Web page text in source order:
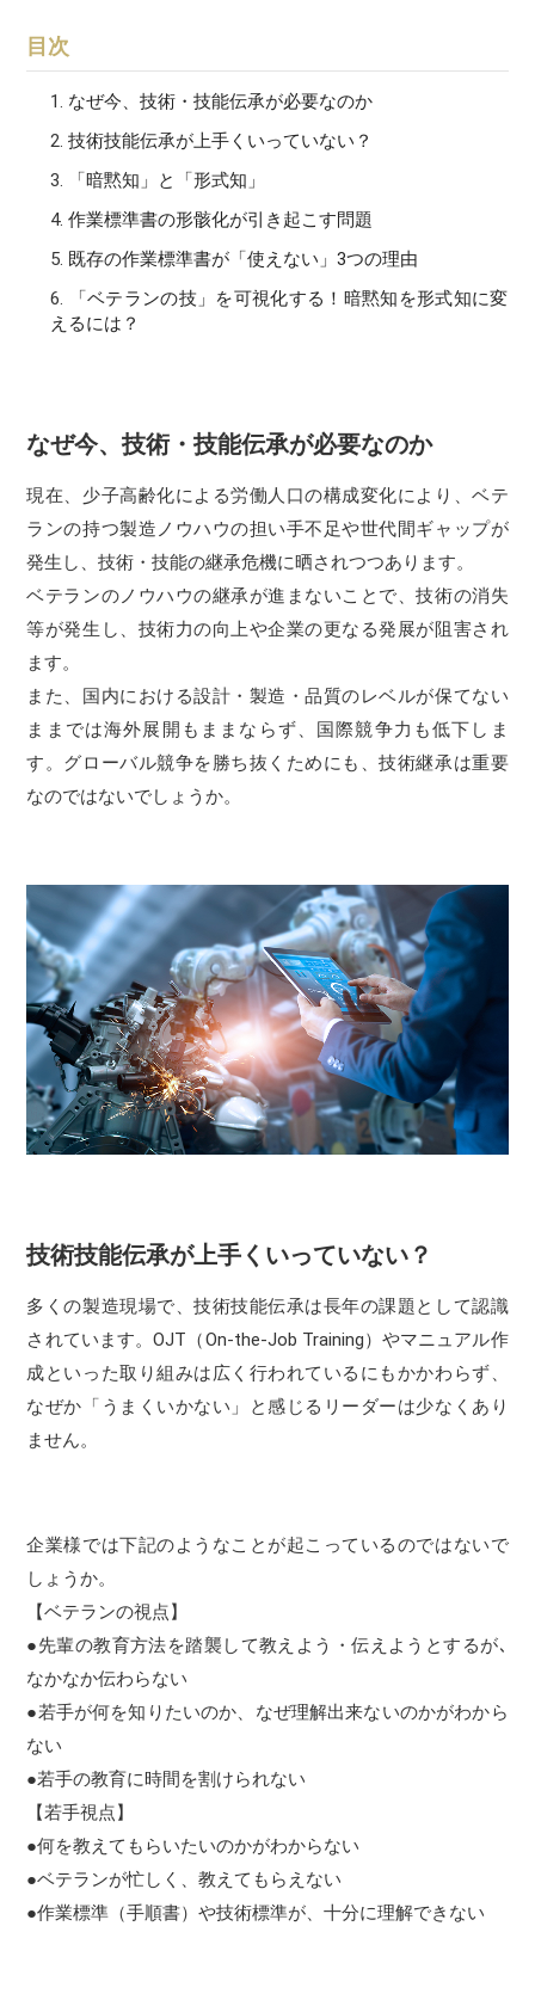
目次
なぜ今、技術・技能伝承が必要なのか
技術技能伝承が上手くいっていない？
「暗黙知」と「形式知」
作業標準書の形骸化が引き起こす問題
既存の作業標準書が「使えない」3つの理由
「ベテランの技」を可視化する！暗黙知を形式知に変
えるには？
なぜ今、技術・技能伝承が必要なのか
現在、少子高齢化による労働人口の構成変化により、ベテ
ランの持つ製造ノウハウの担い手不足や世代間ギャップが
発生し、技術・技能の継承危機に晒されつつあります。
ベテランのノウハウの継承が進まないことで、技術の消失
等が発生し、技術力の向上や企業の更なる発展が阻害され
ます。
また、国内における設計・製造・品質のレベルが保てない
ままでは海外展開もままならず、国際競争力も低下しま
す。グローバル競争を勝ち抜くためにも、技術継承は重要
なのではないでしょうか。
技術技能伝承が上手くいっていない？
多くの製造現場で、技術技能伝承は長年の課題として認識
されています。OJT（On-the-Job Training）やマニュアル作
成といった取り組みは広く行われているにもかかわらず、
なぜか「うまくいかない」と感じるリーダーは少なくあり
ません。
企業様では下記のようなことが起こっているのではないで
しょうか。
【ベテランの視点】
●先輩の教育方法を踏襲して教えよう・伝えようとするが､
なかなか伝わらない
●若手が何を知りたいのか、なぜ理解出来ないのかがわから
ない
●若手の教育に時間を割けられない
【若手視点】
●何を教えてもらいたいのかがわからない
●ベテランが忙しく、教えてもらえない
●作業標準（手順書）や技術標準が、十分に理解できない